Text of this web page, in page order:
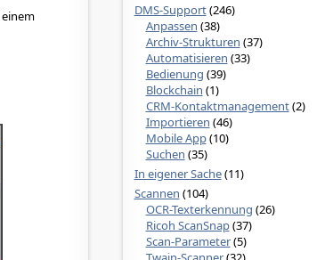
DMS-Support(246)
Anpassen (38)
Archiv-Strukturen (37)
Automatisieren (33)
Bedienung (39)
Blockchain (1)
CRM-Kontaktmanagement(2)
Importieren (46)
Mobile App(10)
Suchen (35)
In eigener Sache(11)
Scannen (104)
OCR-Texterkennung (26)
Ricoh ScanSnap(37)
Scan-Parameter(5)